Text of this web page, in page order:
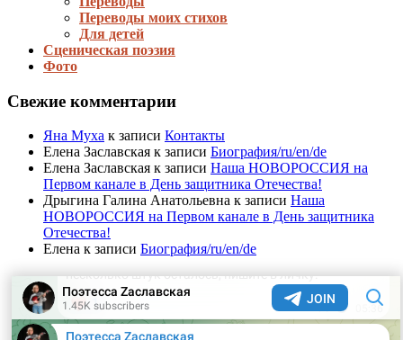
Переводы моих стихов
Для детей
Сценическая поэзия
Фото
Свежие комментарии
Яна Муха к записи Контакты
Елена Заславская к записи Биография/ru/en/de
Елена Заславская к записи Наша НОВОРОССИЯ на
Первом канале в День защитника Отечества!
Дрыгина Галина Анатольевна к записи Наша
НОВОРОССИЯ на Первом канале в День защитника
Отечества!
Елена к записи Биография/ru/en/de